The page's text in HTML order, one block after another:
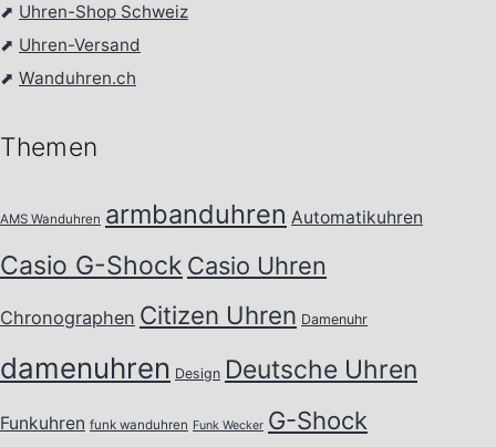
⬈ Uhren-Shop Schweiz
⬈ Uhren-Versand
⬈ Wanduhren.ch
Themen
AMS Wanduhren armbanduhren Automatikuhren
Casio G-Shock Casio Uhren
Chronographen Citizen Uhren Damenuhr
damenuhren Design Deutsche Uhren
Funkuhren funk wanduhren Funk Wecker G-Shock